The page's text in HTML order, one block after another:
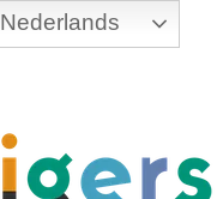
Nederlands